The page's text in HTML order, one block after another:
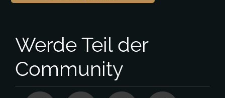
Werde Teil der
Community